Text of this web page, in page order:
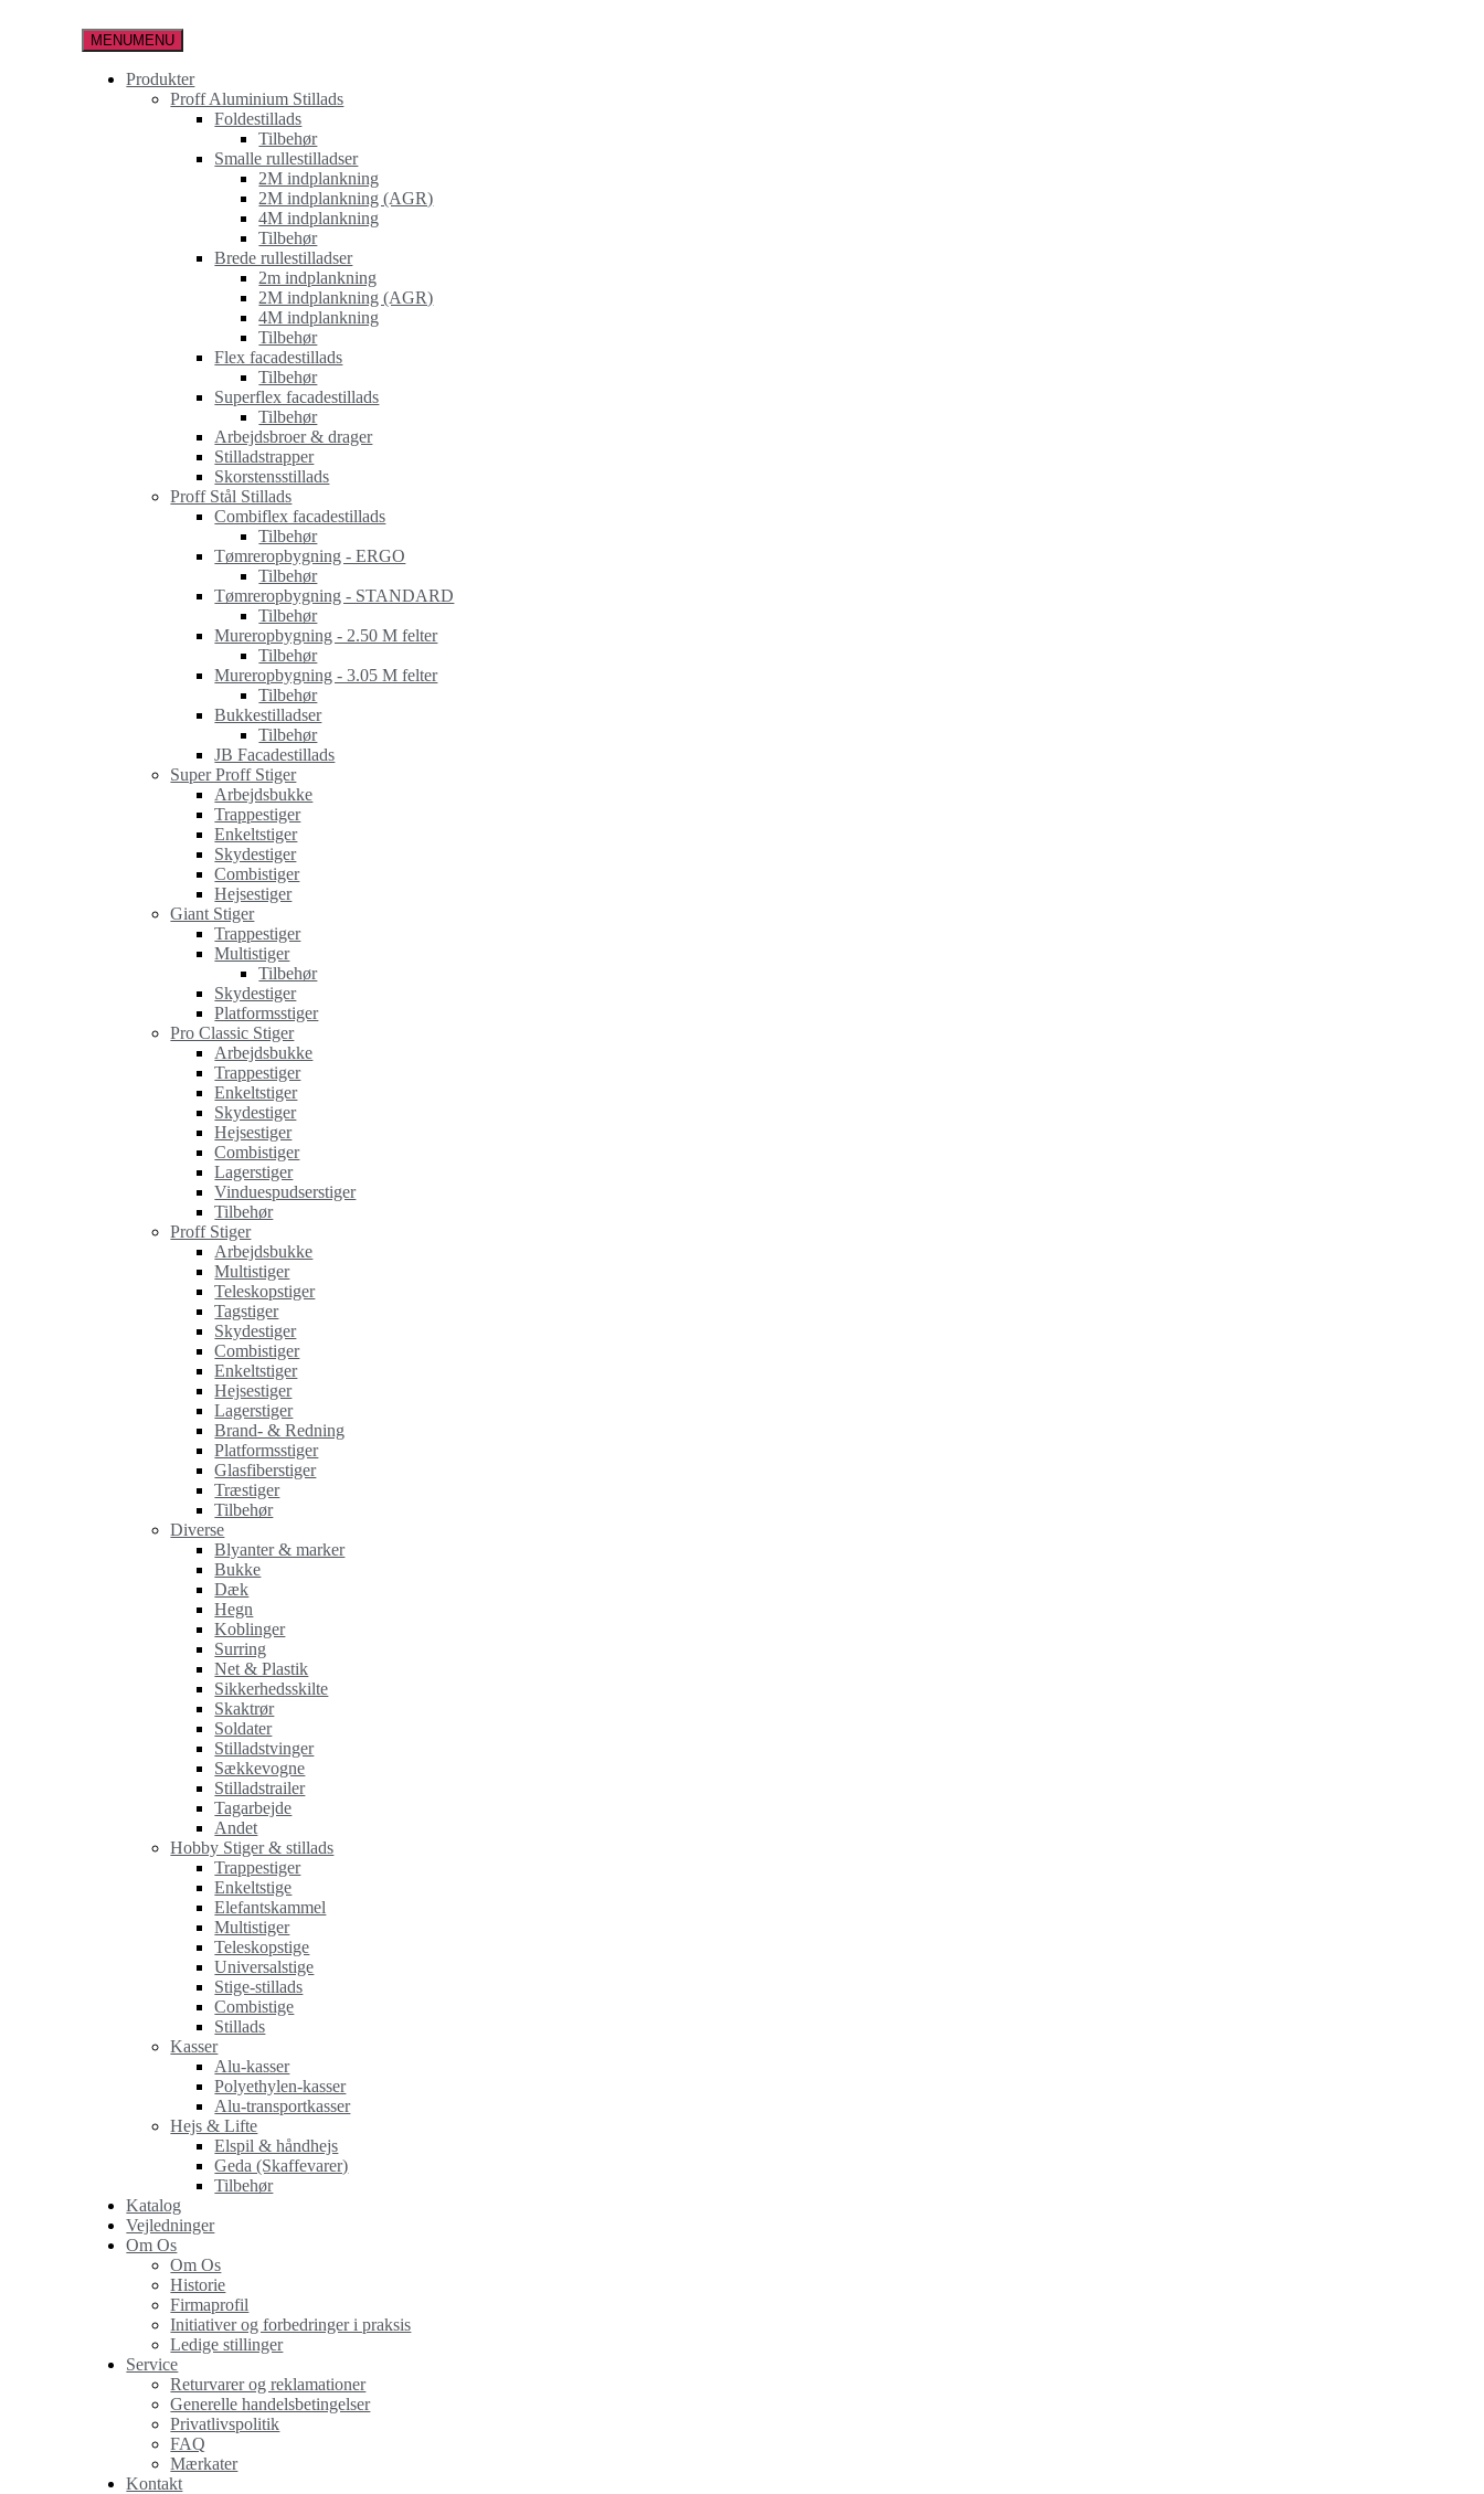
MENUMENU
Produkter
Proff Aluminium Stillads
Foldestillads
Tilbehør
Smalle rullestilladser
2M indplankning
2M indplankning (AGR)
4M indplankning
Tilbehør
Brede rullestilladser
2m indplankning
2M indplankning (AGR)
4M indplankning
Tilbehør
Flex facadestillads
Tilbehør
Superflex facadestillads
Tilbehør
Arbejdsbroer & drager
Stilladstrapper
Skorstensstillads
Proff Stål Stillads
Combiflex facadestillads
Tilbehør
Tømreropbygning - ERGO
Tilbehør
Tømreropbygning - STANDARD
Tilbehør
Mureropbygning - 2.50 M felter
Tilbehør
Mureropbygning - 3.05 M felter
Tilbehør
Bukkestilladser
Tilbehør
JB Facadestillads
Super Proff Stiger
Arbejdsbukke
Trappestiger
Enkeltstiger
Skydestiger
Combistiger
Hejsestiger
Giant Stiger
Trappestiger
Multistiger
Tilbehør
Skydestiger
Platformsstiger
Pro Classic Stiger
Arbejdsbukke
Trappestiger
Enkeltstiger
Skydestiger
Hejsestiger
Combistiger
Lagerstiger
Vinduespudserstiger
Tilbehør
Proff Stiger
Arbejdsbukke
Multistiger
Teleskopstiger
Tagstiger
Skydestiger
Combistiger
Enkeltstiger
Hejsestiger
Lagerstiger
Brand- & Redning
Platformsstiger
Glasfiberstiger
Træstiger
Tilbehør
Diverse
Blyanter & marker
Bukke
Dæk
Hegn
Koblinger
Surring
Net & Plastik
Sikkerhedsskilte
Skaktrør
Soldater
Stilladstvinger
Sækkevogne
Stilladstrailer
Tagarbejde
Andet
Hobby Stiger & stillads
Trappestiger
Enkeltstige
Elefantskammel
Multistiger
Teleskopstige
Universalstige
Stige-stillads
Combistige
Stillads
Kasser
Alu-kasser
Polyethylen-kasser
Alu-transportkasser
Hejs & Lifte
Elspil & håndhejs
Geda (Skaffevarer)
Tilbehør
Katalog
Vejledninger
Om Os
Om Os
Historie
Firmaprofil
Initiativer og forbedringer i praksis
Ledige stillinger
Service
Returvarer og reklamationer
Generelle handelsbetingelser
Privatlivspolitik
FAQ
Mærkater
Kontakt